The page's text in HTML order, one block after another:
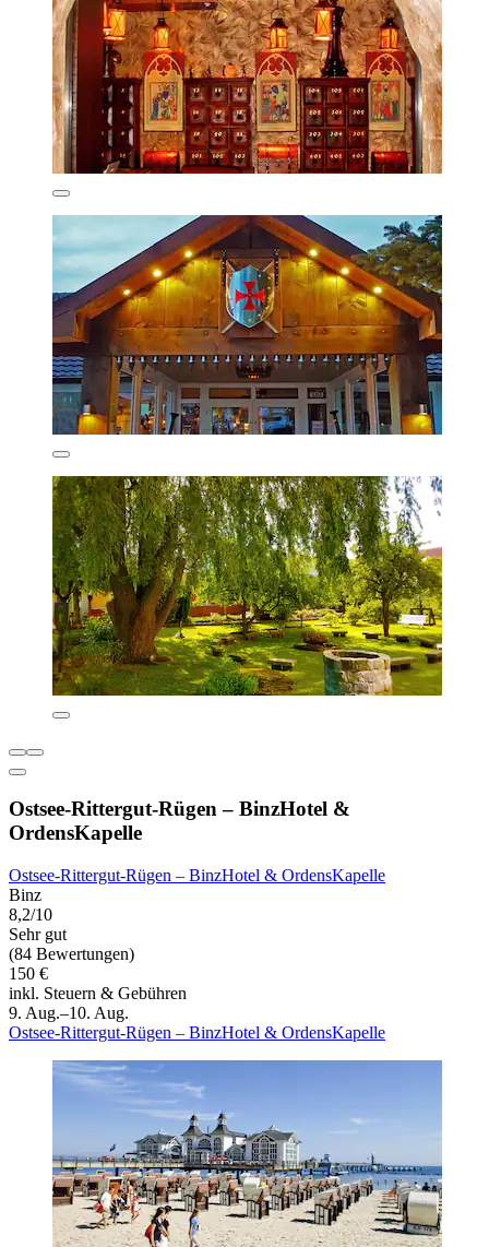
Ostsee-Rittergut-Rügen – BinzHotel &
OrdensKapelle
Ostsee-Rittergut-Rügen – BinzHotel & OrdensKapelle
Binz
8,2/10
Sehr gut
(84 Bewertungen)
150 €
inkl. Steuern & Gebühren
9. Aug.–10. Aug.
Ostsee-Rittergut-Rügen – BinzHotel & OrdensKapelle